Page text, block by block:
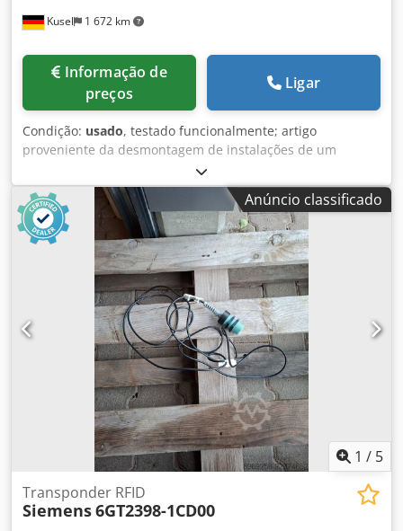
Kusel 1 672 km
preços
Ligar
Condição: usado, testado funcionalmente; artigo
proveniente da desmontagem de instalações de um
fornecedor da indústria automóvel Quantidade: 3
unidades disponíveis Fabricante: Siemens Tipo: 6SL3055-
0AA00-5KA3 Série: Módulos de sensor SINAMICS (SME125)
Categoria: Módulo de sensor/codificador (para
codificadores absolutos) Codpfszm Ikzsx Ah Aoha Funções:
Interface EnDat, entradas PTC e KTY com isolamento
elétrico seguro Grau de proteção: IP67 (sem cabo DRIVE-
CLiQ) Alimentação: 24 V CC Consumo de energia: aprox.
0,20 A (sem codificador), perda de potência máx. ~10 W
Comprimento máximo do cabo do codificador: até 100 m
(dependendo da conexão) Peso: aprox. 0,8 kg
Anúncio classificado
1 / 5
Transponder RFID
Siemens6GT2398-1CD00